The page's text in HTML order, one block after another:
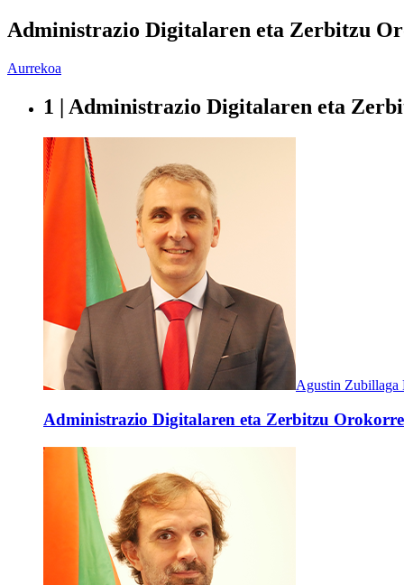
Administrazio Digitalaren eta Zerbitzu
Aurrekoa
1 | Administrazio Digitalaren eta
Agustin Zubillaga
Administrazio Digitalaren eta Zerbitzu